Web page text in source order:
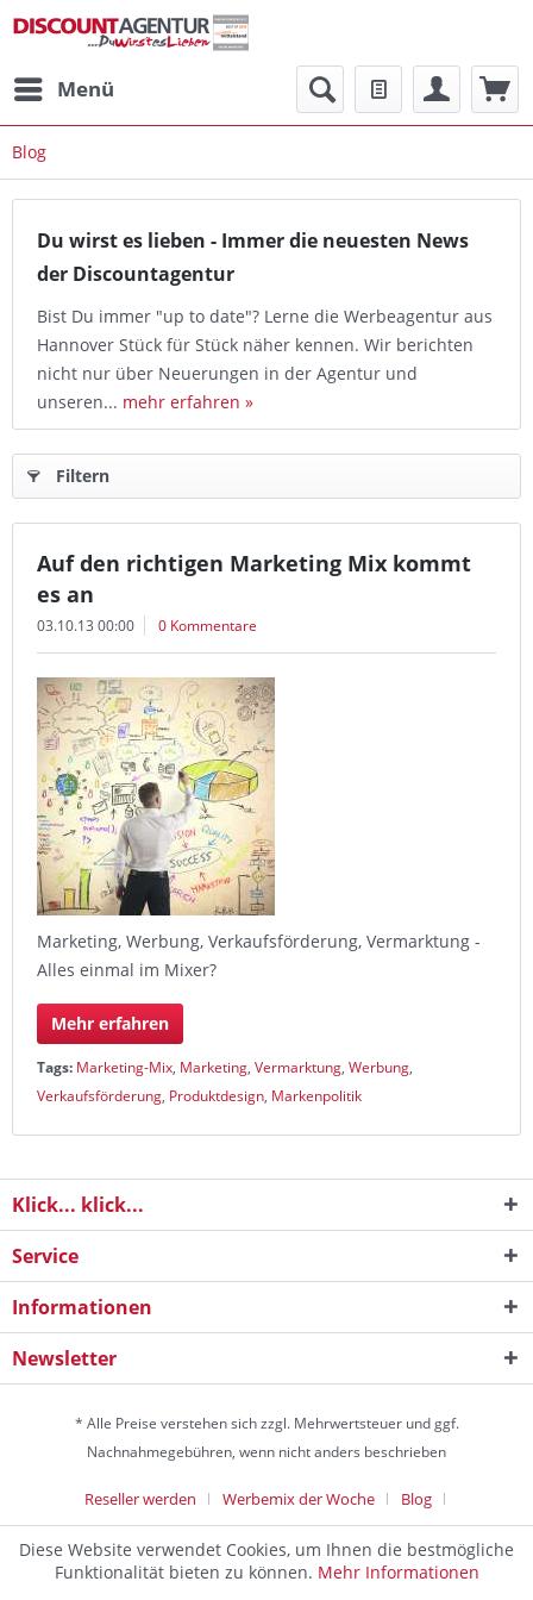
Menü
Blog
Du wirst es lieben - Immer die neuesten News
der Discountagentur
Bist Du immer "up to date"? Lerne die Werbeagentur aus
Hannover Stück für Stück näher kennen. Wir berichten
nicht nur über Neuerungen in der Agentur und
unseren... mehr erfahren »
Filtern
Auf den richtigen Marketing Mix kommt
es an
03.10.13 00:00 0 Kommentare
Marketing, Werbung, Verkaufsförderung, Vermarktung -
Alles einmal im Mixer?
Mehr erfahren
Tags: Marketing-Mix, Marketing, Vermarktung, Werbung,
Verkaufsförderung, Produktdesign, Markenpolitik
Klick... klick...
Service
Informationen
Newsletter
* Alle Preise verstehen sich zzgl. Mehrwertsteuer und ggf.
Nachnahmegebühren, wenn nicht anders beschrieben
Reseller werden Werbemix der Woche
Blog
Die Werbeagentur
Discountagentur Medien- & Werbeagentur aus Helmstedt Copyright
Diese Website verwendet Cookies, um Ihnen die bestmögliche
Funktionalität bieten zu können. Mehr Informationen